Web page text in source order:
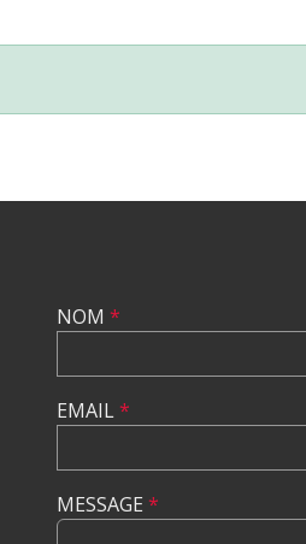
NOM *
EMAIL*
MESSAGE *